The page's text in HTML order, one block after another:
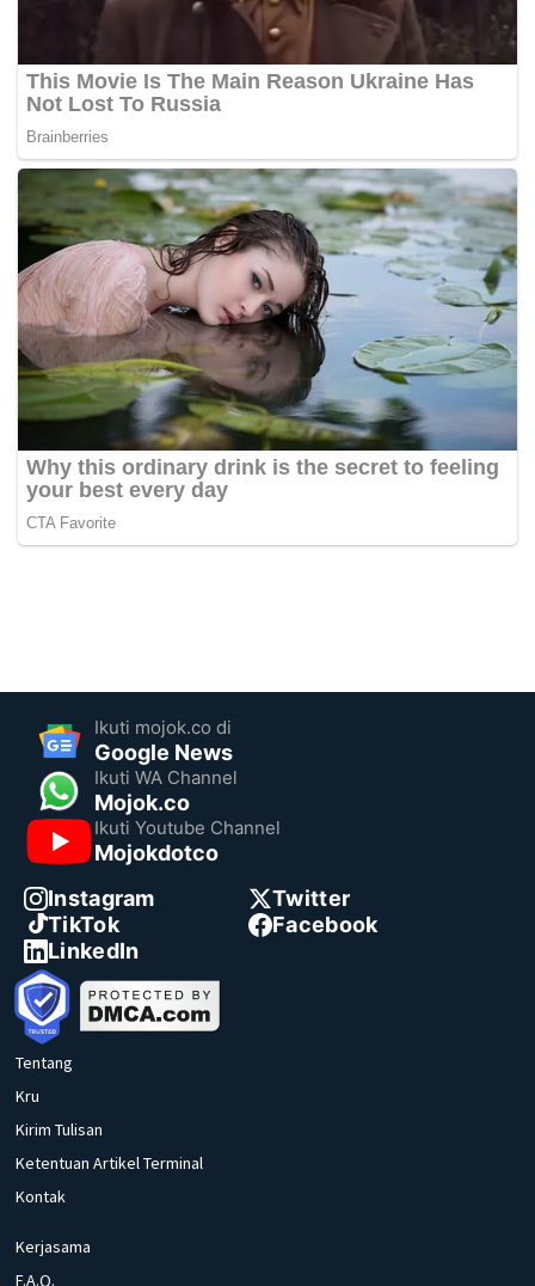
Ikuti mojok.co di
Google News
Ikuti WA Channel
Mojok.co
Ikuti Youtube Channel
Mojokdotco
Instagram
Twitter
TikTok
Facebook
LinkedIn
Tentang
Kru
Kirim Tulisan
Ketentuan Artikel Terminal
Kontak
Kerjasama
F.A.Q.